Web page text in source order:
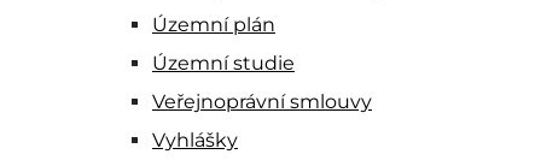
Územní plán
Územní studie
Veřejnoprávní smlouvy
Vyhlášky